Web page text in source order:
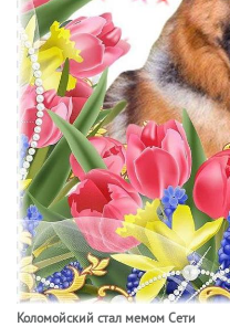
Коломойский стал мемом Сети